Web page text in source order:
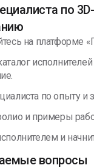
по 3D-
на платформе
по опыту и
и примеры
и
вопросы